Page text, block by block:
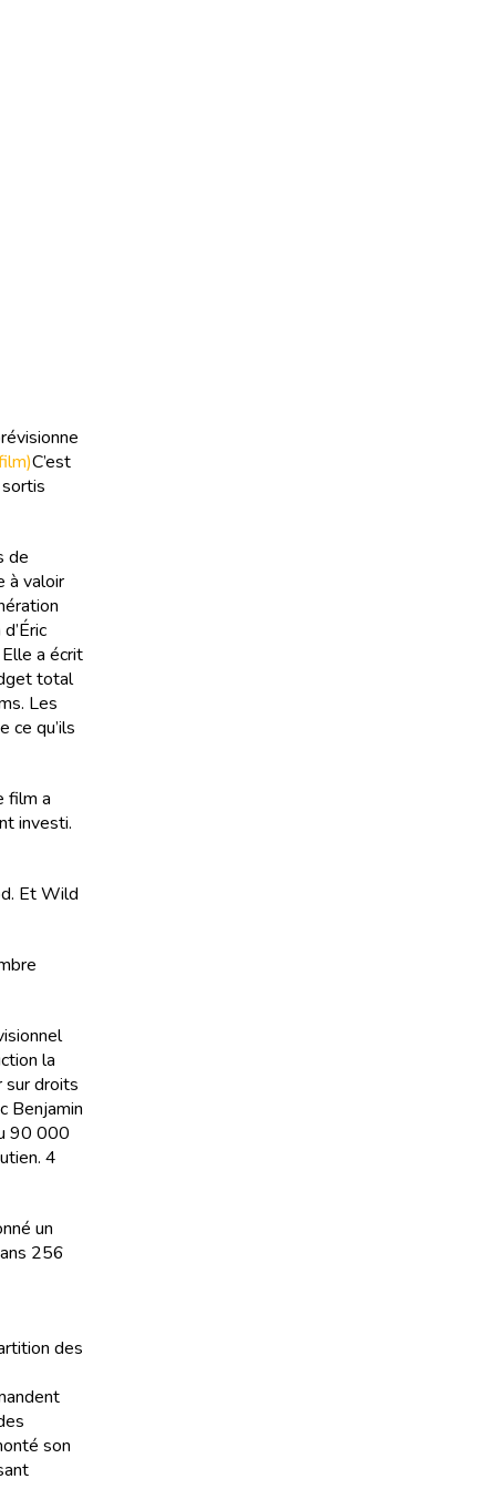
C’est
de
à valoir
a écrit
total
Les
ce qu’ils
film a
investi.
Et Wild
la
sur droits
Benjamin
90 000
4
un
256
des
son